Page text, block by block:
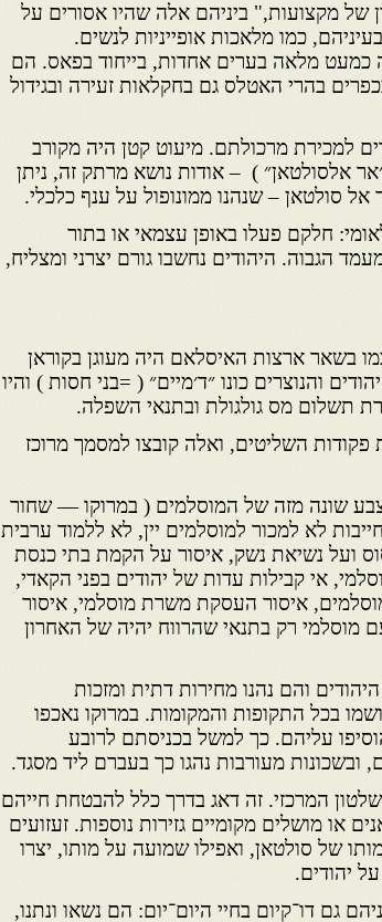
של מקצועות," ביניהם אלה שהיו אסורים על
כמו מלאכות אופייניות לנשים.
כמעט מלאה בערים אחדות, בייחוד בפאס. הם
בהרי האטלס גם בחקלאות זעירה ובגידול
למכירת מרכולתם. מיעוט קטן היה מקורב
אלסולטאן״ ) – אודות נושא מרתק זה, ניתן
סולטאן – שנהנו ממונופול על ענף כלכלי.
חלקם פעלו באופן עצמאי או בתור
הגבוה. היהודים נחשבו גורם יצרני ומצליח,
בשאר ארצות האיסלאם היה מעוגן בקוראן
והנוצרים כונו ״ד׳מיים״ ( =בני חסות ) והיו
תשלום מס גולגולת ובתנאי השפלה.
השליטים, ואלה קובצו למסמך מרוכז
שונה מזה של המוסלמים ( במרוקו — שחור
לא למכור למוסלמים יין, לא ללמוד ערבית
ועל נשיאת נשק, איסור על הקמת בתי כנסת
אי קבילות עדות של יהודים בפני הקאדי,
איסור העסקת משרת מוסלמי, איסור
רק בתנאי שהרווח יהיה של האחרון
והם נהנו מחירות דתית ומזכות
בכל התקופות והמקומות. במרוקו נאכפו
עליהם. כך למשל בכניסתם לרובע
ובשכונות מעורבות נהגו כך בעברם ליד מסגד.
המרכזי. זה דאג בדרך כלל להבטחת חייהם
או מושלים מקומיים גזירות נוספות. זעזועים
של סולטאן, ואפילו שמועה על מותו, יצרו
יהודים.
גם דו־קיום בחיי היום־יום: הם נשאו ונתנו,